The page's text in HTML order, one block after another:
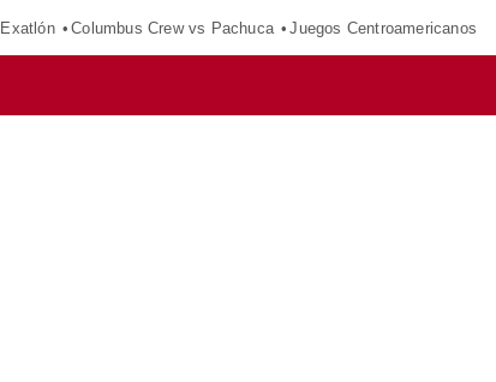
Exatlón Columbus Crew vs Pachuca Juegos Centroamericanos